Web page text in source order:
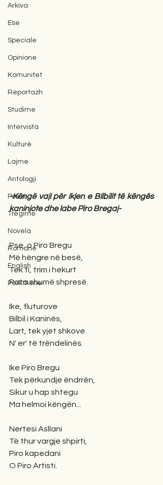
Arkiva
Ese
Speciale
Opinione
Komunitet
Reportazh
Studime
Intervista
Kulturë
Lajme
Antologji
Poezi
Tregime
Novela
Romane
English
Përkthime
-Këngë vaji për ikjen e Bilbilit të këngës
kaninjote dhe labe Piro Bregaj-
Pse, o Piro Bregu
Më hëngre në besë,
Tek ti, trim i hekurt
Pata shumë shpresë.
Ike, fluturove
Bilbil i Kaninës,
Lart, tek yjet shkove
N' er' të trëndelinës.
Ike Piro Bregu
Tek përkundje ëndrrën,
Sikur u hap shtegu
Ma helmoi këngën...
Nertesi Asllani
Të thur vargje shpirti,
Piro kapedani
O Piro Artisti.